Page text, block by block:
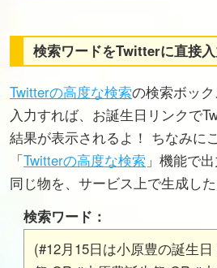
検索ワードをTwitterに直接入
Twitterの高度な検索の検索ボッ
入力すれば、お誕生日リンクで
結果が表示されるよ！ ちなみに
「Twitterの高度な検索 」機能で
同じ物を、サービス上で生成した
検索ワード：
(#12月15日は小原豊の誕生